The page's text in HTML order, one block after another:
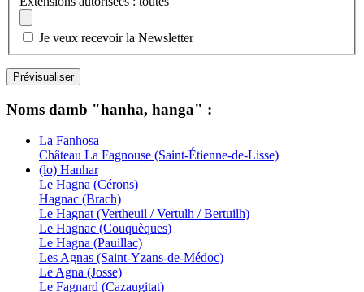
Je veux recevoir la Newsletter
Noms damb "hanha, hanga" :
La Fanhosa
Château La Fagnouse (Saint-Étienne-de-Lisse)
(lo) Hanhar
Le Hagna (Cérons)
Hagnac (Brach)
Le Hagnat (Vertheuil / Vertulh / Bertuilh)
Le Hagnac (Couquèques)
Le Hagna (Pauillac)
Les Agnas (Saint-Yzans-de-Médoc)
Le Agna (Josse)
Le Fagnard (Cazaugitat)